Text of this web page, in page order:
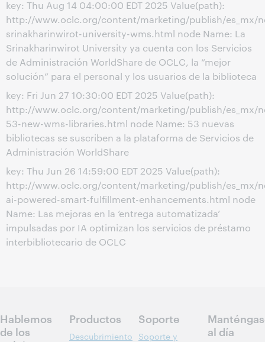
key: Thu Aug 14 04:00:00 EDT 2025 Value(path):
http://www.oclc.org/content/marketing/publish/es_mx/
srinakharinwirot-university-wms.html node Name: La
Srinakharinwirot University ya cuenta con los Servicios
de Administración WorldShare de OCLC, la “mejor
solución” para el personal y los usuarios de la biblioteca
key: Fri Jun 27 10:30:00 EDT 2025 Value(path):
http://www.oclc.org/content/marketing/publish/es_mx/
53-new-wms-libraries.html node Name: 53 nuevas
bibliotecas se suscriben a la plataforma de Servicios de
Administración WorldShare
key: Thu Jun 26 14:59:00 EDT 2025 Value(path):
http://www.oclc.org/content/marketing/publish/es_mx/
ai-powered-smart-fulfillment-enhancements.html node
Name: Las mejoras en la ‘entrega automatizada’
impulsadas por IA optimizan los servicios de préstamo
interbibliotecario de OCLC
Hablemos
de los
Productos
Descubrimiento
Soporte
Soporte y
al día